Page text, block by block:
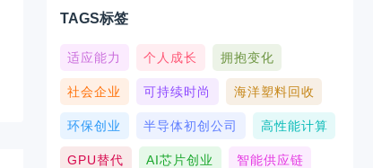
TAGS标签
适应能力 个人成长 拥抱变化
社会企业 可持续时尚 海洋塑料回收
环保创业 半导体初创公司 高性能计算
GPU替代 AI芯片创业 智能供应链